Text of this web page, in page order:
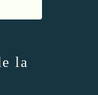
la